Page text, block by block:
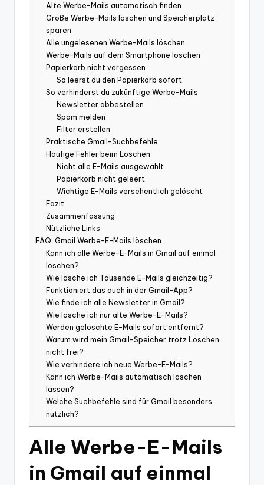
Alte Werbe-Mails automatisch finden
Große Werbe-Mails löschen und Speicherplatz
sparen
Alle ungelesenen Werbe-Mails löschen
Werbe-Mails auf dem Smartphone löschen
Papierkorb nicht vergessen
So leerst du den Papierkorb sofort:
So verhinderst du zukünftige Werbe-Mails
Newsletter abbestellen
Spam melden
Filter erstellen
Praktische Gmail-Suchbefehle
Häufige Fehler beim Löschen
Nicht alle E-Mails ausgewählt
Papierkorb nicht geleert
Wichtige E-Mails versehentlich gelöscht
Fazit
Zusammenfassung
Nützliche Links
FAQ: Gmail Werbe-E-Mails löschen
Kann ich alle Werbe-E-Mails in Gmail auf einmal
löschen?
Wie lösche ich Tausende E-Mails gleichzeitig?
Funktioniert das auch in der Gmail-App?
Wie finde ich alle Newsletter in Gmail?
Wie lösche ich nur alte Werbe-E-Mails?
Werden gelöschte E-Mails sofort entfernt?
Warum wird mein Gmail-Speicher trotz Löschen
nicht frei?
Wie verhindere ich neue Werbe-E-Mails?
Kann ich Werbe-Mails automatisch löschen
lassen?
Welche Suchbefehle sind für Gmail besonders
nützlich?
Alle Werbe-E-Mails
in Gmail auf einmal